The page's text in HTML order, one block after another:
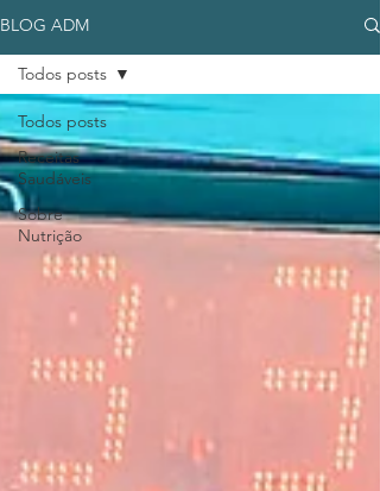
BLOG ADM
Todos posts
Receitas
Saudáveis
Sobre
Nutrição
Todos posts